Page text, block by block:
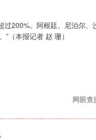
200%。阿根廷、尼泊尔
（本报记者 赵 珊）
网眼查